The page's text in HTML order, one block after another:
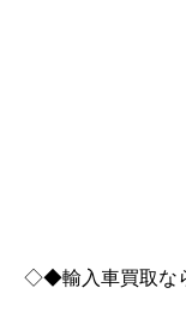
◇◆輸入車買取な